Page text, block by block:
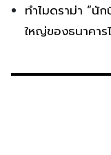
ทำไมดราม่า “นั
ใหญ่ของธนาคาร